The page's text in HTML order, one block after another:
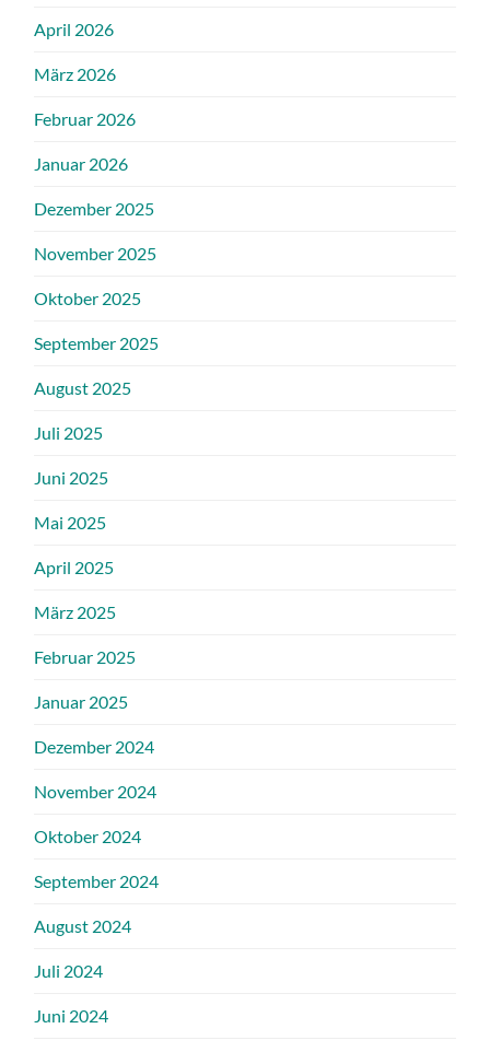
April 2026
März 2026
Februar 2026
Januar 2026
Dezember 2025
November 2025
Oktober 2025
September 2025
August 2025
Juli 2025
Juni 2025
Mai 2025
April 2025
März 2025
Februar 2025
Januar 2025
Dezember 2024
November 2024
Oktober 2024
September 2024
August 2024
Juli 2024
Juni 2024